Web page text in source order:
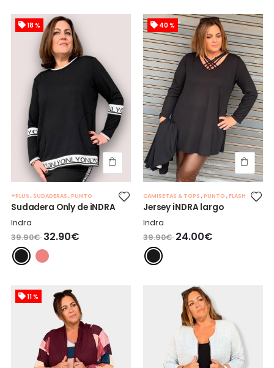
18 %
+PLUS , SUDADERAS ,PUNTO
Sudadera Only de iNDRA
Indra
39.90€ 32.90€
40 %
CAMISETAS & TOPS ,PUNTO ,FLASH
Jersey iNDRA largo
Indra
39.90€ 24.00€
11 %